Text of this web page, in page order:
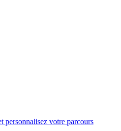
personnalisez votre parcours